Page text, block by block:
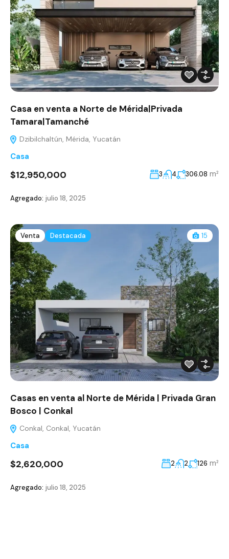
Casa en venta a Norte de Mérida|Privada
Tamara|Tamanché
Dzibilchaltún, Mérida, Yucatán
Casa
$12,950,000 3 4 306.08 m²
Agregado: julio 18, 2025
Venta Destacada 15
Casas en venta al Norte de Mérida | Privada Gran
Bosco | Conkal
Conkal, Conkal, Yucatán
Casa
$2,620,000 2 2 126 m²
Agregado: julio 18, 2025